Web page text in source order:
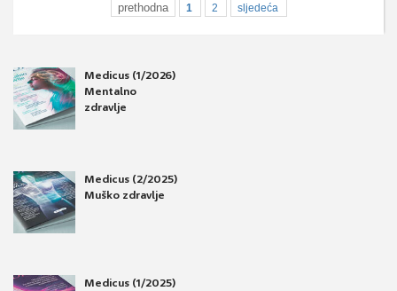
prethodna 1 2 sljedeća
Medicus (1/2026)
Mentalno
zdravlje
Medicus (2/2025)
Muško zdravlje
Medicus (1/2025)